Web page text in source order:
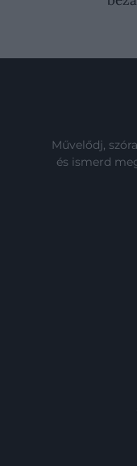
Művelődj,
és ismerd